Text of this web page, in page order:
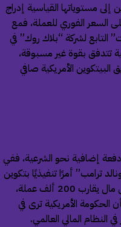
مستوياتها القياسية إدراج
الفوري للعملة، فمع
لشركة “بلاك روك” في
تتدفق بقوة غير مسبوقة،
البيتكوين الأمريكية صافي
إضافية نحو الشرعية، ففي
ترامب” أمرًا تنفيذيًا بتكوين
الاحتياطي الاستراتيجي للبيتكوين، برأس مال يقارب 200 ألف عملة،
الأمريكية ترى في
المالي العالمي.